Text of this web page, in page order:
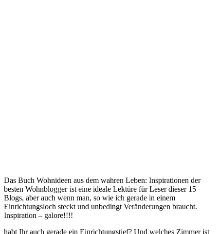
Das Buch Wohnideen aus dem wahren Leben: Inspirationen der
besten Wohnblogger ist eine ideale Lektüre für Leser dieser 15
Blogs, aber auch wenn man, so wie ich gerade in einem
Einrichtungsloch steckt und unbedingt Veränderungen braucht.
Inspiration – galore!!!!
habt Ihr auch gerade ein Einrichtungstief? Und welches Zimmer ist